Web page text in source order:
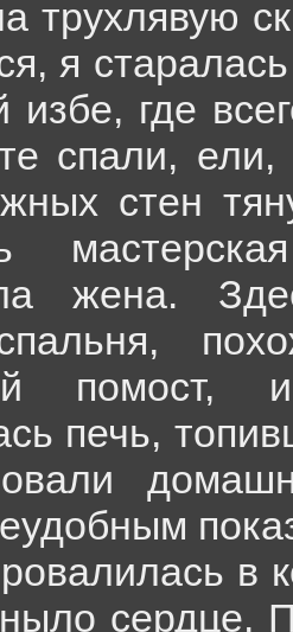
трухлявую
я
избе, где
спали,
стен
жена.
спальня,
помост,
печь,
в
сердце.